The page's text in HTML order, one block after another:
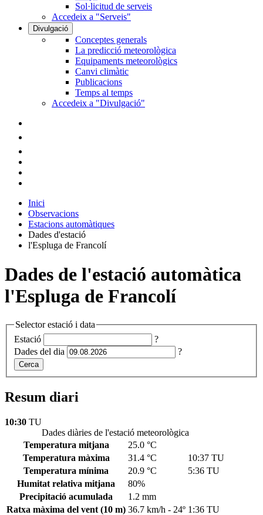
Sol·licitud de serveis
Accedeix a "Serveis"
Divulgació
Conceptes generals
La predicció meteorològica
Equipaments meteorològics
Canvi climàtic
Publicacions
Temps al temps
Accedeix a "Divulgació"
Inici
Observacions
Estacions automàtiques
Dades d'estació
l'Espluga de Francolí
Dades de l'estació automàtica
l'Espluga de Francolí
Selector estació i data
Estació
?
Dades del dia
?
Cerca
Resum diari
10:30 TU
Dades diàries de l'estació meteorològica
Temperatura mitjana
25.0 °C
Temperatura màxima
31.4 °C
10:37 TU
Temperatura mínima
20.9 °C
5:36 TU
Humitat relativa mitjana
80%
Precipitació acumulada
1.2 mm
Ratxa màxima del vent (10 m) 36.7 km/h - 24º 1:36 TU